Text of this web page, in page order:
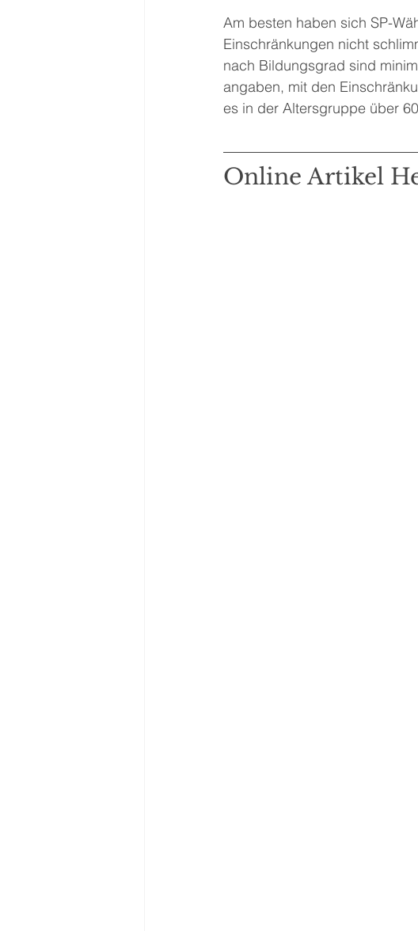
Am besten haben sich SP-
Einschränkungen nicht
nach Bildungsgrad sind
angaben, mit den
es in der Altersgruppe über
Online Artikel